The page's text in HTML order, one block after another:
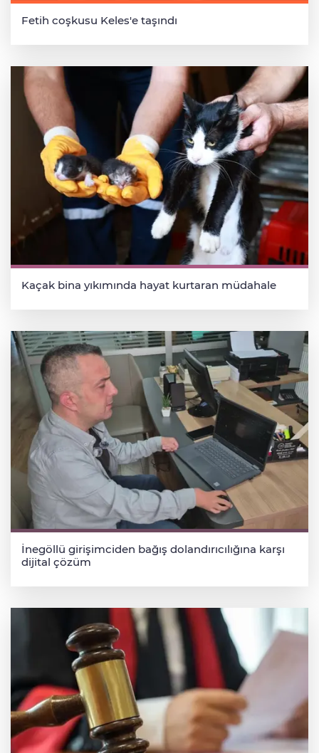
Fetih coşkusu Keles'e taşındı
Kaçak bina yıkımında hayat kurtaran müdahale
İnegöllü girişimciden bağış dolandırıcılığına karşı
dijital çözüm